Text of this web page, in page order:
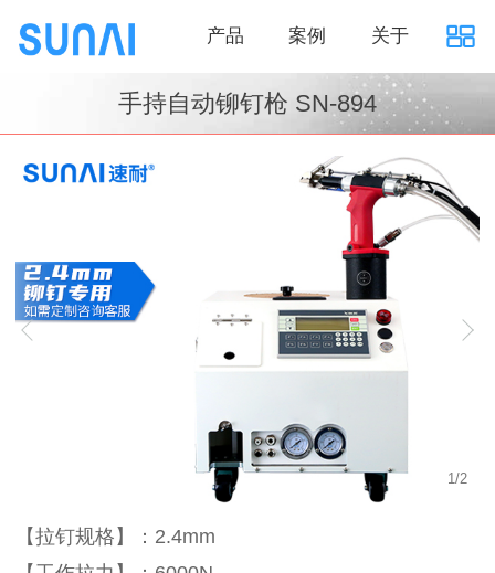
产品 案例 关于
手持自动铆钉枪 SN-894
1/2
【拉钉规格】
：2.4mm